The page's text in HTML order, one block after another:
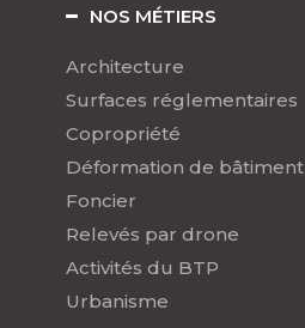
NOS MÉTIERS
Architecture
Surfaces réglementaires
Copropriété
Déformation de bâtiment
Foncier
Relevés par drone
Activités du BTP
Urbanisme